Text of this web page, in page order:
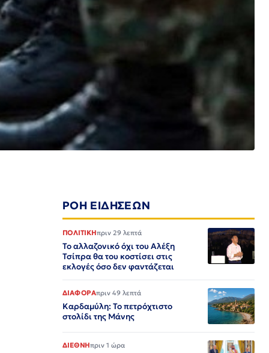
ΡΟΗ ΕΙΔΗΣΕΩΝ
ΠΟΛΙΤΙΚΗπριν 29 λεπτά
Το αλλαζονικό όχι του Αλέξη
Τσίπρα θα του κοστίσει στις
εκλογές όσο δεν φαντάζεται
ΔΙΑΦΟΡΑπριν 49 λεπτά
Καρδαμύλη: Το πετρόχτιστο
στολίδι της Μάνης
ΔΙΕΘΝΗπριν 1 ώρα